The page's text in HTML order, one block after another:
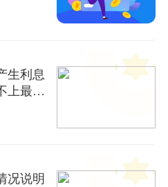
生利息
上最好
况说明